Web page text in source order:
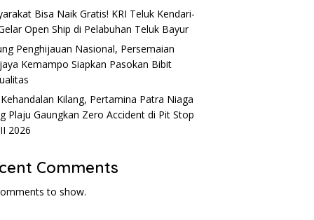
Bisa Naik Gratis! KRI Teluk Kendari-
Open Ship di Pelabuhan Teluk Bayur
Penghijauan Nasional, Persemaian
Kemampo Siapkan Pasokan Bibit
Kehandalan Kilang, Pertamina Patra Niaga
Plaju Gaungkan Zero Accident di Pit Stop
2026
Comments
to show.